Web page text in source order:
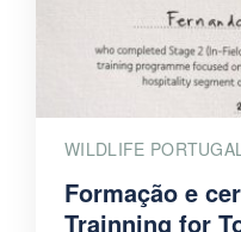
WILDLIFE
Formação e
Trainning for